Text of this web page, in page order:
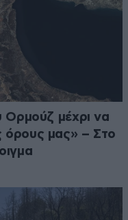
Ορμούζ μέχρι να
όρους μας» – Στο